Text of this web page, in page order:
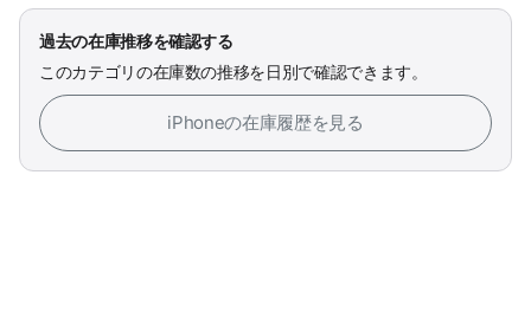
過去の在庫推移を確認する
このカテゴリの在庫数の推移を日別で確認できます。
iPhoneの在庫履歴を見る